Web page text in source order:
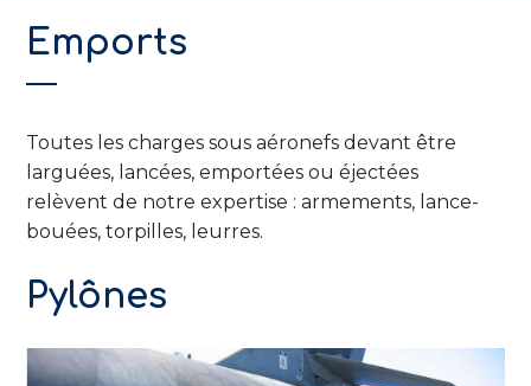
Emports
Toutes les charges sous aéronefs devant être
larguées, lancées, emportées ou éjectées
relèvent de notre expertise : armements, lance-
bouées, torpilles, leurres.
Pylônes